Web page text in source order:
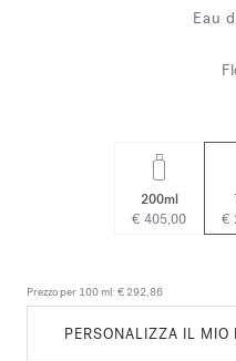
Eau
200ml
€ 405,00
€
Prezzo per 100 ml: € 292,86
PERSONALIZZA IL MIO